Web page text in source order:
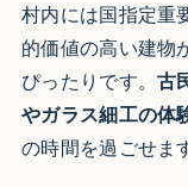
村内には国指定重
的価値の高い建物
ぴったりです。古
やガラス細工の体
の時間を過ごせま